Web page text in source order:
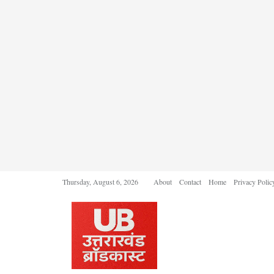
Thursday, August 6, 2026 About Contact Home Privacy